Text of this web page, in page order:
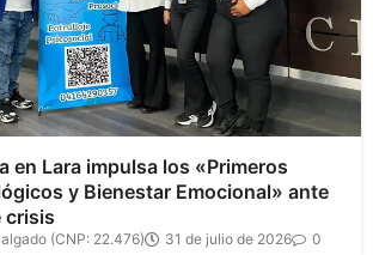
en Lara impulsa los «Primeros
y Bienestar Emocional» ante
crisis
(CNP: 22.476) 31 de julio de 2026 0